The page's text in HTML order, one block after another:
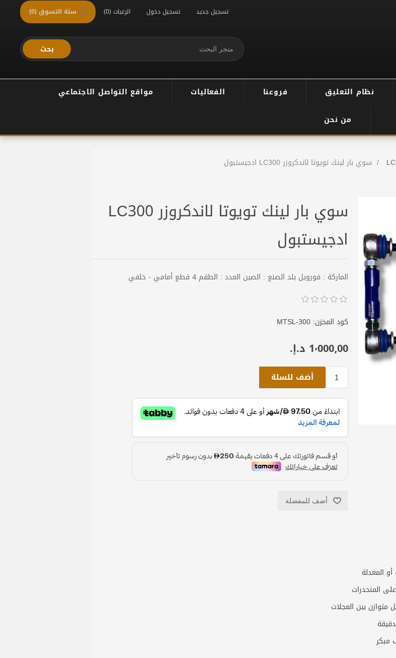
تسجيل جديد تسجيل دخول الرغبات(0) سلة التسوق(0)
بحث
نظام التعليق فروعنا الفعاليات مواقع التواصل الاجتماعي
من نحن
/ سوي بار لينك تويوتا لاندكروزر LC300 ادجيستبول
سوي بار لينك تويوتا لاندكروزر LC300
ادجيستبول
الماركة : فورويل بلد الصنع : الصين العدد : الطقم 4 قطع أمامي - خلفي
كود المخزن: MTSL-300
1٬000٫00 د.إ.‏
أضف للسلة
أضف للمفضلة
المعدلة
المنحدرات
مبكر